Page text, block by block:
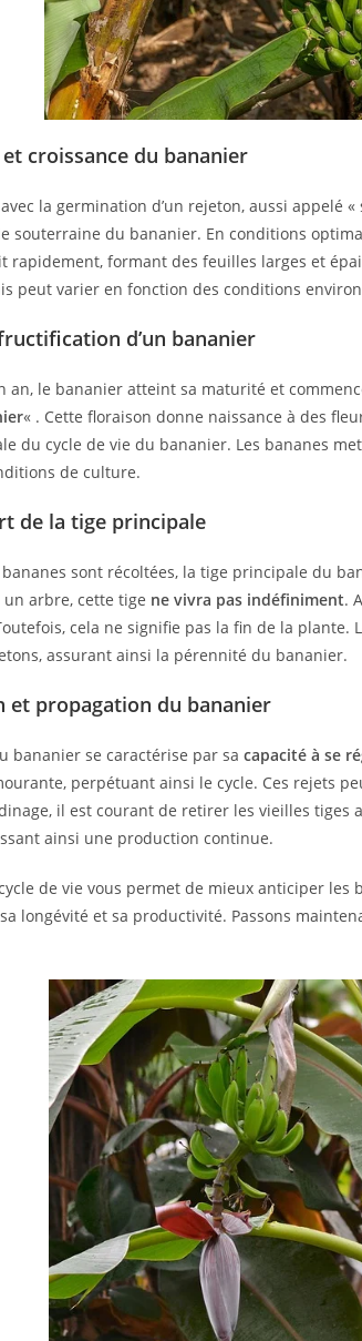
croissance du bananier
la germination d’un rejeton, aussi appelé
souterraine du bananier. En conditions
rapidement, formant des feuilles larges et
peut varier en fonction des conditions
d’un bananier
an, le bananier atteint sa maturité et
« . Cette floraison donne naissance à des
du cycle de vie du bananier. Les bananes
de culture.
de la tige principale
sont récoltées, la tige principale du
arbre, cette tige ne vivra pas indéfiniment.
cela ne signifie pas la fin de la
assurant ainsi la pérennité du bananier.
et propagation du bananier
bananier se caractérise par sa capacité à se
perpétuant ainsi le cycle. Ces rejets
il est courant de retirer les vieilles
ainsi une production continue.
de vie vous permet de mieux anticiper
longévité et sa productivité. Passons